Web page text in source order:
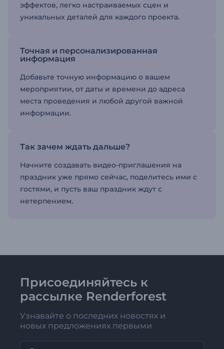
эффектов, легко настраиваемых сцен и
уникальных деталей для каждого проекта.
Точная и персонализированная
информация
Добавьте точную информацию о вашем
мероприятии, от даты и времени до адреса
места проведения и любой другой важной
информации.
Так зачем ждать дальше?
Начните создавать видео-приглашения на
праздник уже прямо сейчас, поделитесь ими с
гостями, и пусть ваш праздник ждут с
нетерпением.
Присоединяйтесь к
рассылке Renderforest
Узнавайте о последних новостях и
новых предложениях первыми